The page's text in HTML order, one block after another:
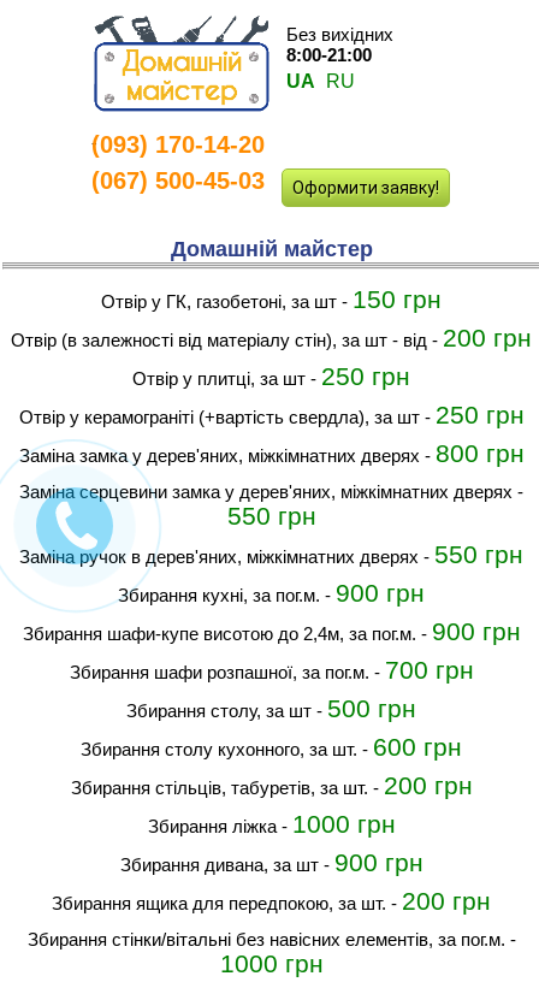
-
Без вихідних
8:00-21:00
UA
RU
(093) 170-14-20
(067) 500-45-03
Оформити заявку!
Домашній майстер
отвір у ГК, газобетоні, за шт - 150 грн
Отвір (в залежності від матеріалу стін), за шт - від - 200 грн
отвір у плитці, за шт - 250 грн
отвір у керамограніті (+вартість свердла), за шт - 250 грн
Заміна замка у дерев'яних, міжкімнатних дверях - 800 грн
Заміна серцевини замка у дерев'яних, міжкімнатних дверях -
550 грн
Заміна ручок в дерев'яних, міжкімнатних дверях - 550 грн
Збирання кухні, за пог.м. - 900 грн
Збирання шафи-купе висотою до 2,4м, за пог.м. - 900 грн
Збирання шафи розпашної, за пог.м. - 700 грн
Збирання столу, за шт - 500 грн
Збирання столу кухонного, за шт. - 600 грн
Збирання стільців, табуретів, за шт. - 200 грн
Збирання ліжка - 1000 грн
Збирання дивана, за шт - 900 грн
Збирання ящика для передпокою, за шт. - 200 грн
Збирання стінки/вітальні без навісних елементів, за пог.м. -
1000 грн